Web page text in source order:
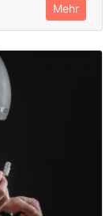
Mehr